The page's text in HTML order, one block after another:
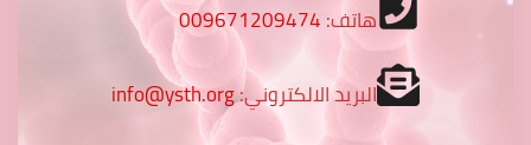
هاتف:009671209474
البريد الالكتروني:info@ysth.org